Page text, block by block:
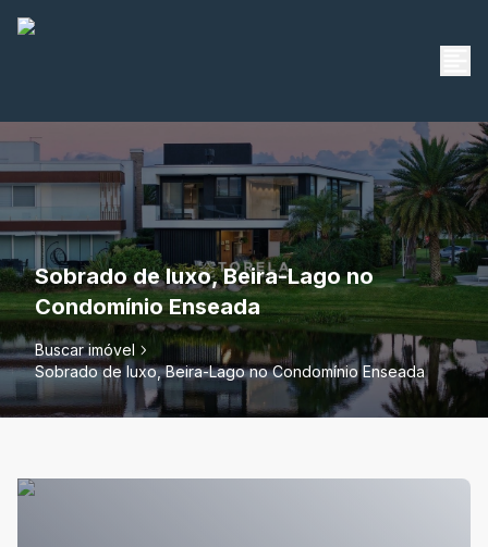
Sobrado de luxo, Beira-Lago no
Condomínio Enseada
Buscar imóvel
Sobrado de luxo, Beira-Lago no Condomínio Enseada